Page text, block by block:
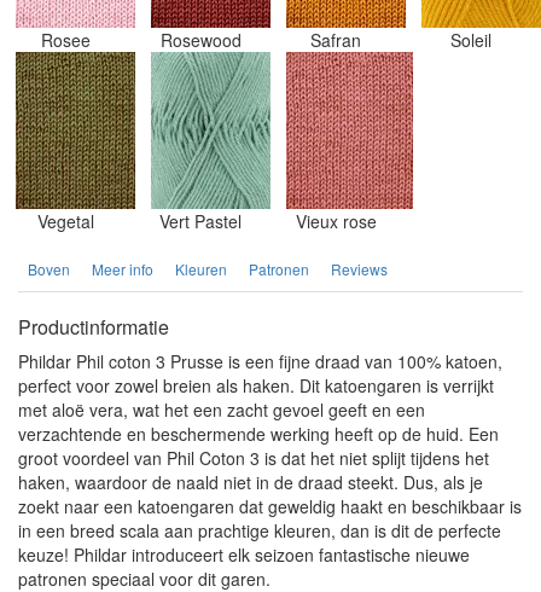
Rosee Rosewood Safran Soleil
Vegetal Vert Pastel Vieux rose
Boven Meer info Kleuren Patronen Reviews
Productinformatie
Phildar Phil coton 3 Prusse is een fijne draad van 100% katoen,
perfect voor zowel breien als haken. Dit katoengaren is verrijkt
met aloë vera, wat het een zacht gevoel geeft en een
verzachtende en beschermende werking heeft op de huid. Een
groot voordeel van Phil Coton 3 is dat het niet splijt tijdens het
haken, waardoor de naald niet in de draad steekt. Dus, als je
zoekt naar een katoengaren dat geweldig haakt en beschikbaar is
in een breed scala aan prachtige kleuren, dan is dit de perfecte
keuze! Phildar introduceert elk seizoen fantastische nieuwe
patronen speciaal voor dit garen.